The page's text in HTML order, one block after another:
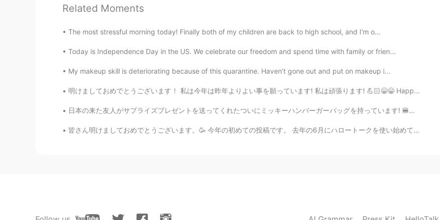
So you are a kindergarten kid. lol
マイケルクンMichael 2021.08.22 04:25
EN
Hiroaki Shimizu 2021.08.22 04:24
🍬✨
Related Moments
The most stressful morning today! Finally both of my children are back to high school, and I'm o...
Today is Independence Day in the US. We celebrate our freedom and spend time with family or frien...
My makeup skill is deteriorating because of this quarantine. Haven’t gone out and put on makeup i...
明けましておめでとうございます！ 私は今年は昨年よりよい事を願っています! 私は頑張ります! 💪🏻😁😁 Happy New Year! I hope this year will be bet...
日本の来た友人がサプライズプレゼントを送ってくれたついにミッキーハンバーガーバッグを持っています! 🍔😱 A friend I met on HelloTalk sent me some su...
皆さん明けましておめでとうございます。🥳 今年の初めての投稿です。 去年の6月にハロートークを使い始めて、多くの人と話せて、有り難いです。😊🙏 いつも、優しく話してくれてありがとうございま...